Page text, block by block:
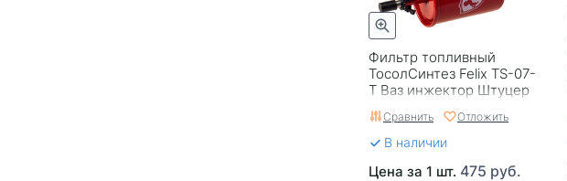
Фильтр топливный
ТосолСинтез Felix TS-07-
Т Ваз инжектор Штуцер
Сравнить Отложить
В наличии
Цена за 1 шт. 475 руб.